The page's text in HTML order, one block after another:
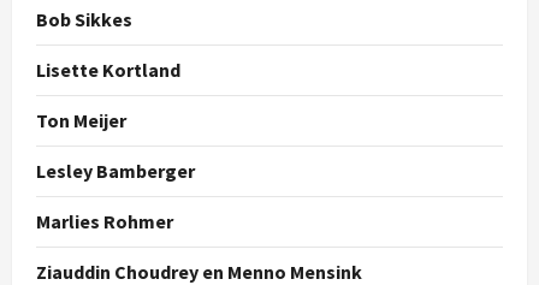
Bob Sikkes
Lisette Kortland
Ton Meijer
Lesley Bamberger
Marlies Rohmer
Ziauddin Choudrey en Menno Mensink